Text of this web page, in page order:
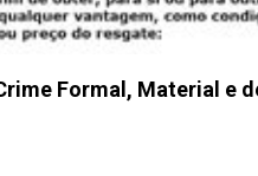
Formal, Material e